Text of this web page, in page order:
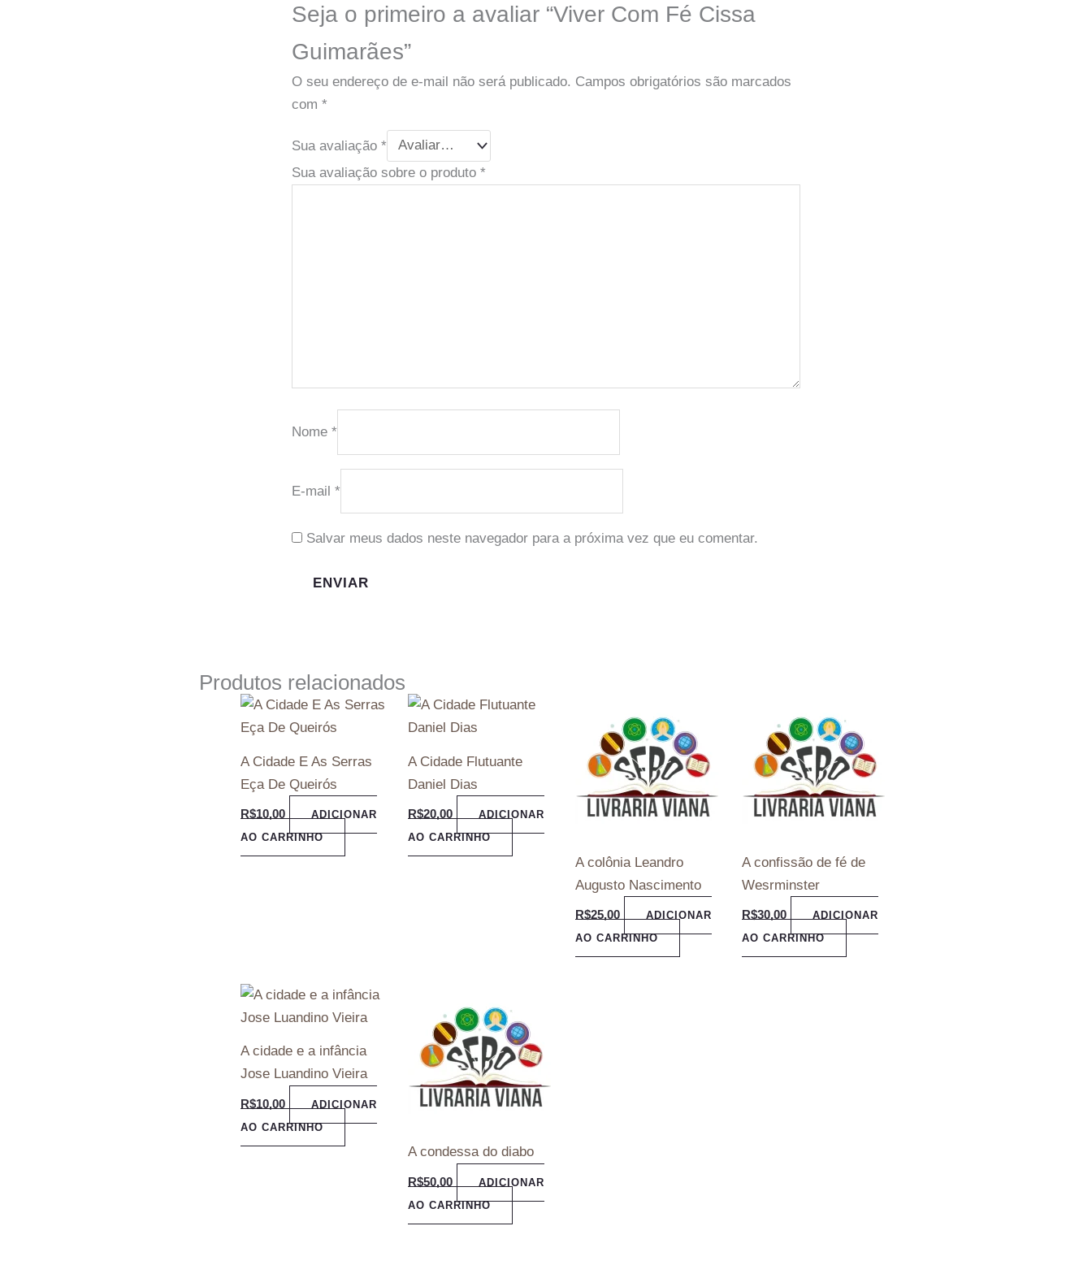
Seja o primeiro a avaliar “Viver Com Fé Cissa
Guimarães”
O seu endereço de e-mail não será publicado. Campos obrigatórios são marcados
com *
Sua avaliação *
Sua avaliação sobre o produto *
Nome *
E-mail *
Salvar meus dados neste navegador para a próxima vez que eu comentar.
Produtos relacionados
A Cidade E As Serras
Eça De Queirós
R$10,00
ADICIONAR
AO CARRINHO
A Cidade Flutuante
Daniel Dias
R$20,00
ADICIONAR
AO CARRINHO
A colônia Leandro
Augusto Nascimento
R$25,00
ADICIONAR
AO CARRINHO
A confissão de fé de
Wesrminster
R$30,00
ADICIONAR
AO CARRINHO
A cidade e a infância
Jose Luandino Vieira
R$10,00
ADICIONAR
AO CARRINHO
A condessa do diabo
R$50,00
ADICIONAR
AO CARRINHO